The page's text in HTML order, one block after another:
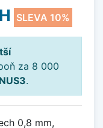
SLEVA 10%
za 8 000
.
0,8 mm,